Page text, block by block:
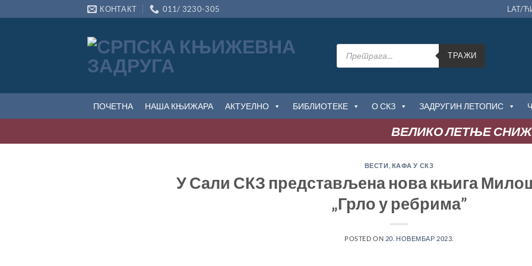
на
КОНТАКТ 011/ 3230-305 LAT/
Products
search
ТРАЖИ
ПОЧЕТНА НАША КЊИЖАРА АКТУЕЛНО БИБЛИОТЕКЕ О СКЗ ЗАДРУГИН ЛЕТОПИС
ВЕЛИКО ЛЕТЊЕ СНИЖЕЊЕ
ВЕСТИ КАФА У СКЗ
У Сали СКЗ представљена нова књига
„Грло у ребрима”
POSTED ON 20. НОВЕМБАР 2023.